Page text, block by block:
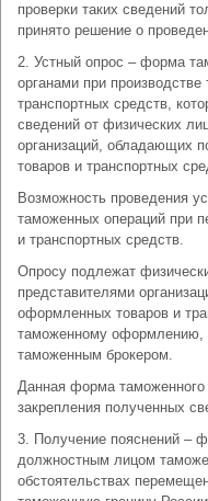
проверки таких сведений
принято решение о
2. Устный опрос – форма
органами при
транспортных средств,
сведений от физических
организаций, обладающих
товаров и транспортных
Возможность проведения
таможенных операций при
и транспортных средств.
Опросу подлежат
представителями
оформленных товаров и
таможенному оформлению,
таможенным брокером.
Данная форма таможенного
закрепления полученных
3. Получение пояснений –
должностным лицом
обстоятельствах